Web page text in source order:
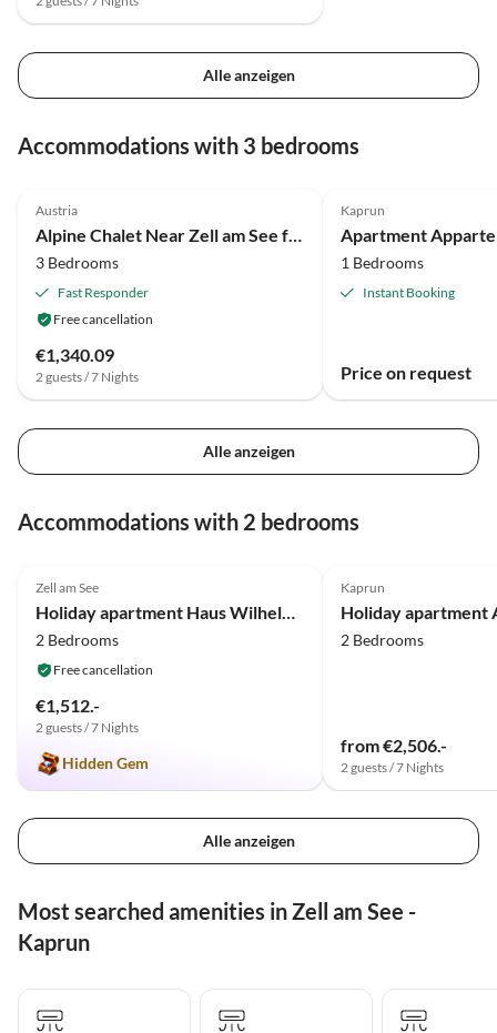
Alle anzeigen
Accommodations with 3 bedrooms
Austria
Alpine Chalet Near Zell am See for 12
3 Bedrooms
Fast Responder
Free cancellation
€1,340.09
2 guests / 7 Nights
Kaprun
1 Bedrooms
Instant Booking
Price on request
Alle anzeigen
Accommodations with 2 bedrooms
Zell am See
2 Bedrooms
Free cancellation
€1,512.-
2 guests / 7 Nights
Hidden Gem
Kaprun
2 Bedrooms
from €2,506.-
2 guests / 7 Nights
Alle anzeigen
Most searched amenities in Zell am See -
Kaprun